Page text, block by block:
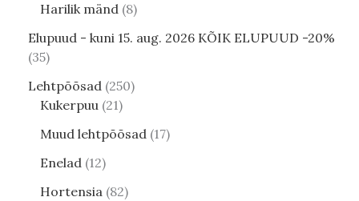
Harilik mänd 8
Elupuud - kuni 15. aug. 2026 KÕIK ELUPUUD -20%
35
Lehtpõõsad 250
Kukerpuu 21
Muud lehtpõõsad 17
Enelad 12
Hortensia 82